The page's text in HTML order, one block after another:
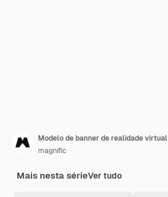
Modelo de banner de realidade virtual
magnific
Mais nesta sérieVer tudo